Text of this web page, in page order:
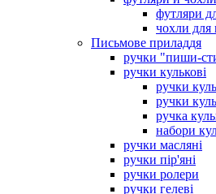
футляри
чохли для
Письмове приладдя
ручки "пиши-
ручки кулькові
ручки
ручки
ручка
набори
ручки масляні
ручки пір'яні
ручки ролери
ручки гелеві